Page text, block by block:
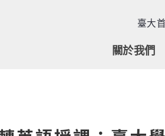
臺大
關於我們